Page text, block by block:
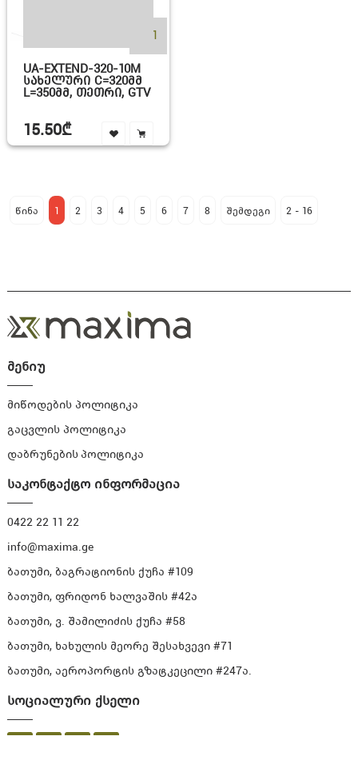
UA-EXTEND-320-10M
ᲡᲐᲮᲔᲚᲣᲠᲘ C=320ᲛᲛ
L=350ᲛᲛ, ᲗᲔᲗᲠᲘ, GTV
15.50₾
წინა 1 2 3 4 5 6 7 8 შემდეგი 2 - 16
მენიუ
მიწოდების პოლიტიკა
გაცვლის პოლიტიკა
დაბრუნების პოლიტიკა
საკონტაქტო ინფორმაცია
0422 22 11 22
info@maxima.ge
ბათუმი, ბაგრატიონის ქუჩა #109
ბათუმი, ფრიდონ ხალვაშის #42ა
ბათუმი, ვ. შამილიძის ქუჩა #58
ბათუმი, ხახულის მეორე შესახვევი #71
ბათუმი, აეროპორტის გზატკეცილი #247ა.
სოციალური ქსელი